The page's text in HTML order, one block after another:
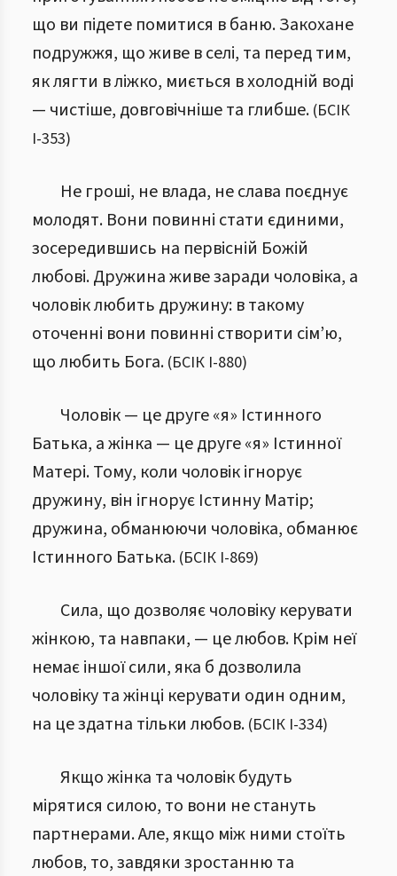
що ви підете помитися в баню. Закохане
подружжя, що живе в селі, та перед тим,
як лягти в ліжко, миється в холодній воді
— чистіше, довговічніше та глибше. (БСІК
І-353)
Не гроші, не влада, не слава поєднує
молодят. Вони повинні стати єдиними,
зосередившись на первісній Божій
любові. Дружина живе заради чоловіка, а
чоловік любить дружину: в такому
оточенні вони повинні створити сім’ю,
що любить Бога. (БСІК І-880)
Чоловік — це друге «я» Істинного
Батька, а жінка — це друге «я» Істинної
Матері. Тому, коли чоловік ігнорує
дружину, він ігнорує Істинну Матір;
дружина, обманюючи чоловіка, обманює
Істинного Батька. (БСІК І-869)
Сила, що дозволяє чоловіку керувати
жінкою, та навпаки, — це любов. Крім неї
немає іншої сили, яка б дозволила
чоловіку та жінці керувати один одним,
на це здатна тільки любов. (БСІК І-334)
Якщо жінка та чоловік будуть
мірятися силою, то вони не стануть
партнерами. Але, якщо між ними стоїть
любов, то, завдяки зростанню та